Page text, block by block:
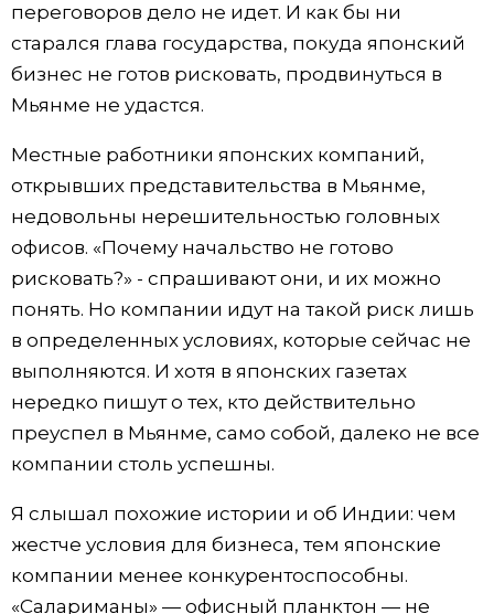
переговоров дело не идет. И как бы ни
старался глава государства, покуда японский
бизнес не готов рисковать, продвинуться в
Мьянме не удастся.
Местные работники японских компаний,
открывших представительства в Мьянме,
недовольны нерешительностью головных
офисов. «Почему начальство не готово
рисковать?» - спрашивают они, и их можно
понять. Но компании идут на такой риск лишь
в определенных условиях, которые сейчас не
выполняются. И хотя в японских газетах
нередко пишут о тех, кто действительно
преуспел в Мьянме, само собой, далеко не все
компании столь успешны.
Я слышал похожие истории и об Индии: чем
жестче условия для бизнеса, тем японские
компании менее конкурентоспособны.
«Салариманы» — офисный планктон — не